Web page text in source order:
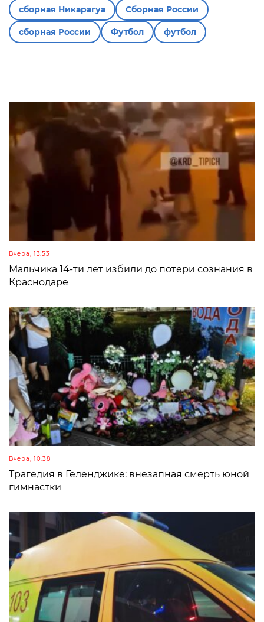
сборная Никарагуа Сборная России
сборная России Футбол футбол
Вчера, 13:53
Мальчика 14-ти лет избили до потери сознания в
Краснодаре
Вчера, 10:38
Трагедия в Геленджике: внезапная смерть юной
гимнастки